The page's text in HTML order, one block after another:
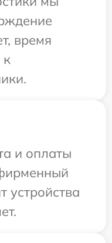
время
к
и оплаты
устройства